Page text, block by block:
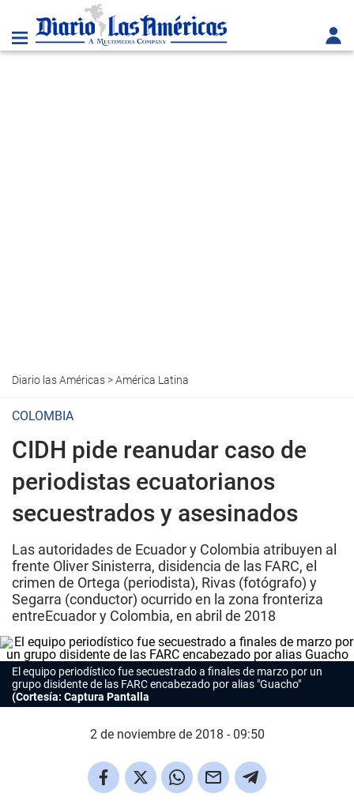
Diario las Américas>América Latina
COLOMBIA
CIDH pide reanudar caso de
periodistas ecuatorianos
secuestrados y asesinados
Las autoridades de Ecuador y Colombia atribuyen al
frente Oliver Sinisterra, disidencia de las FARC, el
crimen de Ortega (periodista), Rivas (fotógrafo) y
Segarra (conductor) ocurrido en la zona fronteriza
entreEcuador y Colombia, en abril de 2018
El equipo periodístico fue secuestrado a finales de marzo por un
grupo disidente de las FARC encabezado por alias "Guacho"
(Cortesía: Captura Pantalla
2 de noviembre de 2018 - 09:50